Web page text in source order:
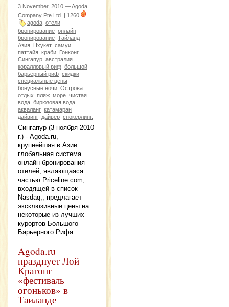
3 November, 2010 —Agoda
Company Pte Ltd | 1260
agoda отели
бронирование онлайн
бронирование Тайланд
Азия Пхукет самуи
паттайя краби Гонконг
Сингапур австралия
коралловый риф большой
барьерный риф скидки
специальные цены
бонусные ночи Острова
отдых пляж море чистая
вода бирюзовая вода
акваланг катамаран
дайвинг дайвер снокерлинг.
Сингапур (3 ноября 2010
г.) - Agoda.ru,
крупнейшая в Азии
глобальная система
онлайн-бронирования
отелей, являющаяся
частью Priceline.com,
входящей в список
Nasdaq,, предлагает
эксклюзивные цены на
некоторые из лучших
курортов Большого
Барьерного Рифа.
Agoda.ru
празднует Лой
Кратонг –
«фестиваль
огоньков» в
Таиланде